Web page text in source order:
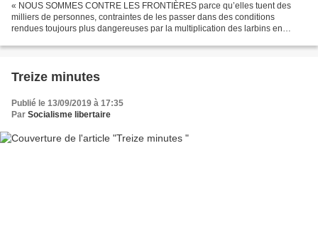
« NOUS SOMMES CONTRE LES FRONTIÈRES parce qu’elles tuent des
milliers de personnes, contraintes de les passer dans des conditions
rendues toujours plus dangereuses par la multiplication des larbins en
Treize minutes
Publié le 13/09/2019 à 17:35
Par Socialisme libertaire